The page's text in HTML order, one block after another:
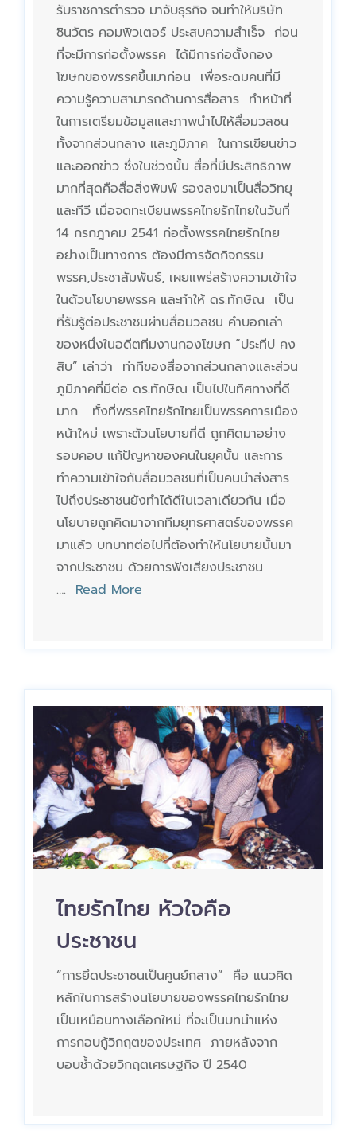
รับราชการตำรวจ มาจับธุรกิจ จนทำให้บริษัท
ชินวัตร คอมพิวเตอร์ ประสบความสำเร็จ ก่อน
ที่จะมีการก่อตั้งพรรค ได้มีการก่อตั้งกอง
โฆษกของพรรคขึ้นมาก่อน เพื่อระดมคนที่มี
ความรู้ความสามารถด้านการสื่อสาร ทำหน้าที่
ในการเตรียมข้อมูลและภาพนำไปให้สื่อมวลชน
ทั้งจากส่วนกลาง และภูมิภาค ในการเขียนข่าว
และออกข่าว ซึ่งในช่วงนั้น สื่อที่มีประสิทธิภาพ
มากที่สุดคือสื่อสิ่งพิมพ์ รองลงมาเป็นสื่อวิทยุ
และทีวี เมื่อจดทะเบียนพรรคไทยรักไทยในวันที่
14 กรกฎาคม 2541 ก่อตั้งพรรคไทยรักไทย
อย่างเป็นทางการ ต้องมีการจัดกิจกรรม
พรรค,ประชาสัมพันธ์, เผยแพร่สร้างความเข้าใจ
ในตัวนโยบายพรรค และทำให้ ดร.ทักษิณ เป็น
ที่รับรู้ต่อประชาชนผ่านสื่อมวลชน คำบอกเล่า
ของหนึ่งในอดีตทีมงานกองโฆษก “ประทีป คง
สิบ” เล่าว่า ท่าทีของสื่อจากส่วนกลางและส่วน
ภูมิภาคที่มีต่อ ดร.ทักษิณ เป็นไปในทิศทางที่ดี
มาก ทั้งที่พรรคไทยรักไทยเป็นพรรคการเมือง
หน้าใหม่ เพราะตัวนโยบายที่ดี ถูกคิดมาอย่าง
รอบคอบ แก้ปัญหาของคนในยุคนั้น และการ
ทำความเข้าใจกับสื่อมวลชนที่เป็นคนนำส่งสาร
ไปถึงประชาชนยังทำได้ดีในเวลาเดียวกัน เมื่อ
นโยบายถูกคิดมาจากทีมยุทธศาสตร์ของพรรค
มาแล้ว บทบาทต่อไปที่ต้องทำให้นโยบายนั้นมา
จากประชาชน ด้วยการฟังเสียงประชาชน
…. Read More
ไทยรักไทย หัวใจคือ
ประชาชน
“การยึดประชาชนเป็นศูนย์กลาง” คือ แนวคิด
หลักในการสร้างนโยบายของพรรคไทยรักไทย
เป็นเหมือนทางเลือกใหม่ ที่จะเป็นบทนำแห่ง
การกอบกู้วิกฤตของประเทศ ภายหลังจาก
บอบช้ำด้วยวิกฤตเศรษฐกิจ ปี 2540